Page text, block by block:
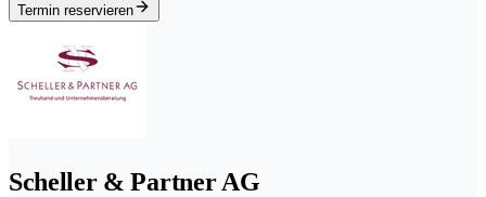
Termin reservieren
Scheller & Partner AG